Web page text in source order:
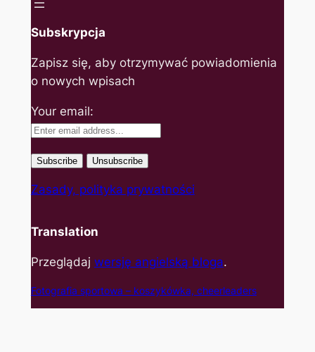
Subskrypcja
Zapisz się, aby otrzymywać powiadomienia
o nowych wpisach
Your email:
Zasady, polityka prywatności
Translation
Przeglądaj wersję angielską bloga.
Fotografia sportowa – koszykówka, cheerleaders